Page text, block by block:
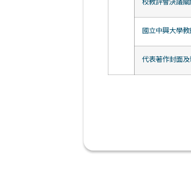
國立中興大學
代表著作封面